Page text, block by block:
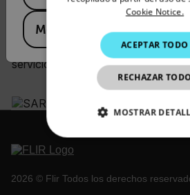
Creado para las dificultades
de búsqueda y rescate, detecta el
humanos en total oscuridad. El
capacidad de montaje en casco
servicios de emergencia en un
2026 © Flir Todos los derechos
Mexico
Cookie Notice.
ACEPTAR TODO
RECHAZAR
MOSTRAR
COOKIES
COOKIES DE